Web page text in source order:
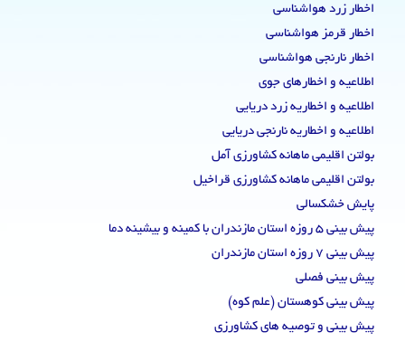
اخطار زرد هواشناسی
اخطار قرمز هواشناسی
اخطار نارنجی هواشناسی
اطلاعیه و اخطارهای جوی
اطلاعیه و اخطاریه زرد دریایی
اطلاعیه و اخطاریه نارنجی دریایی
بولتن اقلیمی ماهانه کشاورزی آمل
بولتن اقلیمی ماهانه کشاورزی قراخیل
پایش خشکسالی
پیش بینی 5 روزه استان مازندران با کمینه و بیشینه دما
پیش بینی 7 روزه استان مازندران
پیش بینی فصلی
پیش بینی کوهستان (علم کوه)
پیش بینی و توصیه های کشاورزی